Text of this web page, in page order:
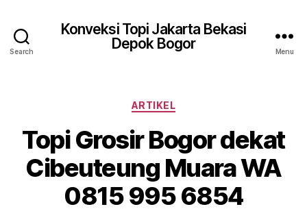
Search
Konveksi Topi Jakarta Bekasi
Depok Bogor
Menu
Categories
ARTIKEL
Topi Grosir Bogor dekat
Cibeuteung Muara WA
0815 995 6854